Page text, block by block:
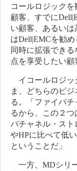
コールロジック
顧客、すでに
い顧客、あるい
はDell|EMCを勧
同時に拡張でき
点を享受したい顧
イコールロジッ
ま、どちらのビ
る。「ファイバ
るから、この２
バチャネル・ス
やHPに比べて低
ということだ」
一方、MDシリ